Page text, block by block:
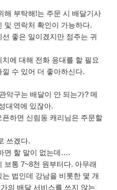
해 부탁해!는 주문 시 배달기사
및 연락처 확인이 가능하다.
좋은 일이겠지만 점주는 귀
에 대해 전화 응대를 할 필요
수 있어 더 좋아하신다.
악구는 배달이 안 되는가? 메
대역에 있잖아.
하면 신림동 캐리님은 주문할
쓰겠다.
면 할 말이 없는데….
보통 7~8천 원부터다. 아무래
법인데 강남을 비롯한 몇 개
의 배달 서비스를 쓰지 않는